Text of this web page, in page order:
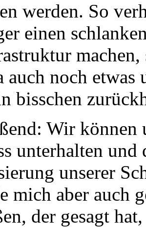
werden. So
einen
auch noch etwas
bisschen
Wir können
unterhalten
unserer
mich aber auch
der gesagt